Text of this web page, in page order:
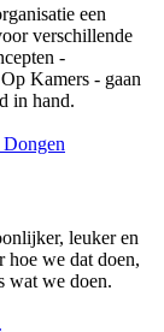
een
verschillende
-
Kamers - gaan
in hand.
leuker en
hoe we dat doen,
wat we doen.